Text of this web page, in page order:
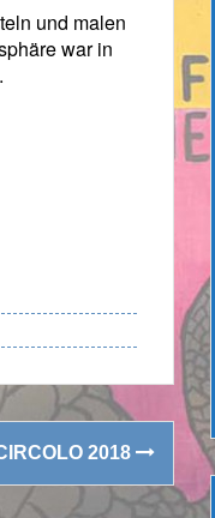
und malen
war in
2018